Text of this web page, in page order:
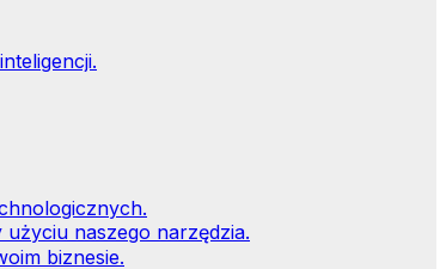
naszego narzędzia.
biznesie.